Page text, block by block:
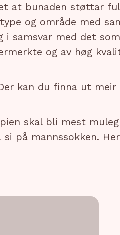
at bunaden støttar
og område med
i samsvar med det
og av høg
kan du finna ut
skal bli mest
på mannssokken.